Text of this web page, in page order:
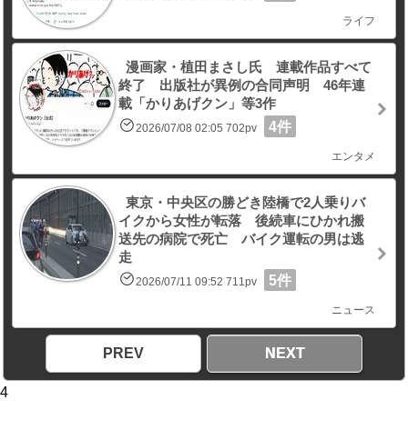
ライフ
漫画家・植田まさし氏 連載作品すべて
終了 出版社が異例の合同声明 46年連
載「かりあげクン」等3作
2026/07/08 02:05 702pv 4件
エンタメ
東京・中央区の勝どき陸橋で2人乗りバ
イクから女性が転落 後続車にひかれ搬
送先の病院で死亡 バイク運転の男は逃
走
2026/07/11 09:52 711pv 5件
ニュース
PREV NEXT
4